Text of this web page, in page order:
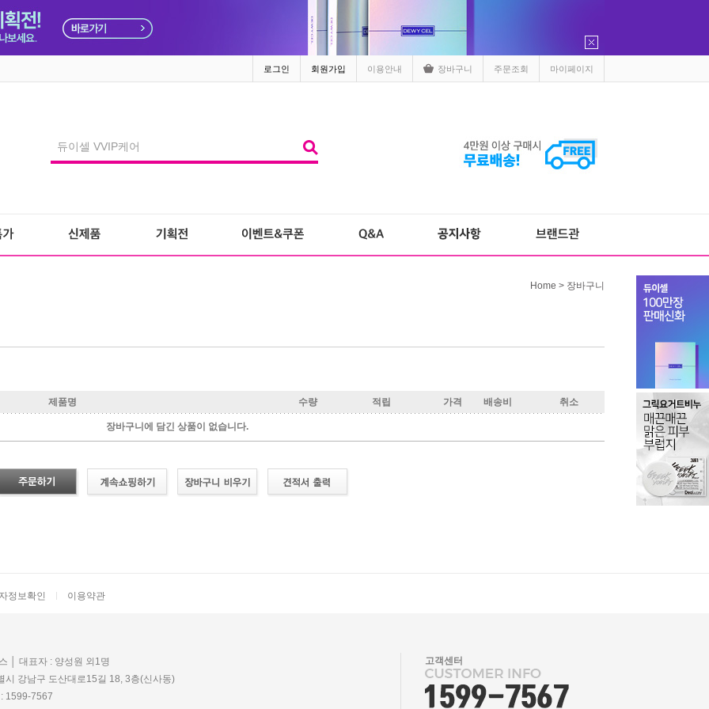
로그인 회원가입 이용안내 장바구니 주문조회 마이페이지
Home > 장바구니
제품명 수량 적립 가격 배송비 취소
장바구니에 담긴 상품이 없습니다.
정보확인 | 이용약관
│ 대표자 : 양성원 외1명
시 강남구 도산대로15길 18, 3층(신사동)
1599-7567
고객센터